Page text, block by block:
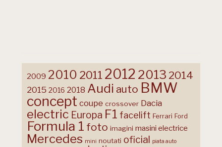
2009 2010 2011 2012 2013 2014
2015 2016 2018 Audi auto BMW
concept coupe crossover Dacia
electric Europa F1 facelift Ferrari Ford
Formula 1 foto imagini masini electrice
Mercedes mini noutati oficial piata auto